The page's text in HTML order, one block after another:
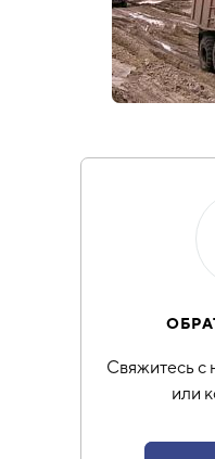
Свяжитесь с
или